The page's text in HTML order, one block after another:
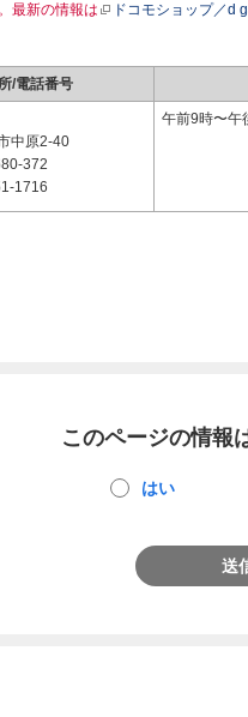
最新の情報は ドコモショップ／d
/電話番号
中原2-40
372
1716
午前9時〜午
このページの情報
はい
送